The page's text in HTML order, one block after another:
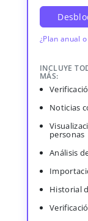
¿Plan anual
INCLUYE
MÁS:
Noticias
personas
Análisis
Historial